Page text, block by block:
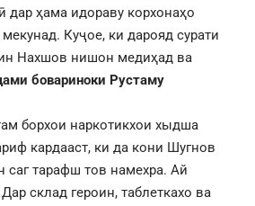
дар ҳама идораву корхонаҳо
Куҷое, ки дарояд сурати
Нахшов нишон медиҳад ва
бовариноки Рустаму
борхои наркотикхои хыдша
кардааст, ки да кони Шугнов
саг тарафш тов намехра. Ай
склад героин, таблеткахо ва